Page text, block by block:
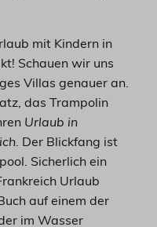
mit Kindern in
Schauen wir uns
Villas genauer an.
das Trampolin
Urlaub in
Der Blickfang ist
Sicherlich ein
Urlaub
auf einem der
im Wasser